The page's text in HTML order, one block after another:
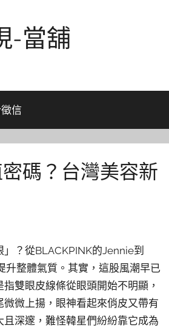
-當舖
信
碼？台灣美容新
？從BLACKPINK的Jennie到
升整體氣質。其實，這股風潮早已
雙眼皮線條從眼頭開始不明顯，
微上揚，眼神看起來俏皮又帶有
深邃，難怪韓星們紛紛靠它成為